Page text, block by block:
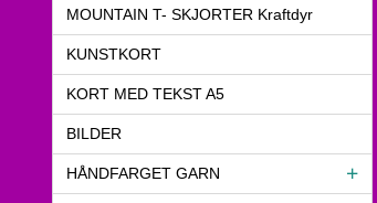
MOUNTAIN T- SKJORTER Kraftdyr
KUNSTKORT
KORT MED TEKST A5
BILDER
HÅNDFARGET GARN